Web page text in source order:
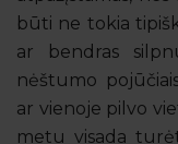
būti ne tokia
ar bendras
nėštumo
ar vienoje pilvo
metu visada